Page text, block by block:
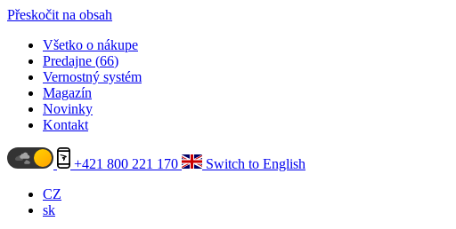
Přeskočit na obsah
Všetko o nákupe
Predajne (66)
Vernostný systém
Magazín
Novinky
Kontakt
+421 800 221 170
Switch to English
CZ
sk